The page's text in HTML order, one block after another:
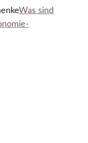
Was sind